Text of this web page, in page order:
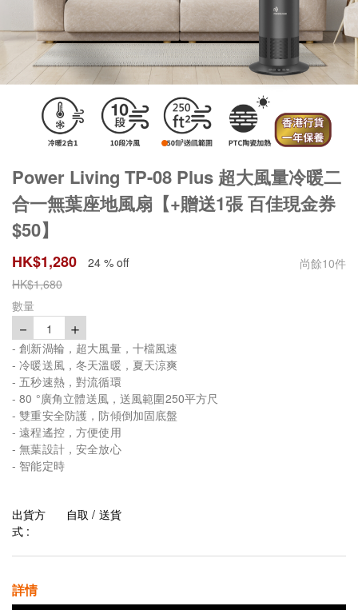
Power Living TP-08 Plus 超大風量冷暖二
合一無葉座地風扇【+贈送1張 百佳現金券
$50】
HK$1,280 24 % off 尚餘10件
HK$1,680
數量
－ 1 ＋
- 創新渦輪，超大風量，十檔風速
- 冷暖送風，冬天溫暖，夏天涼爽
- 五秒速熱，對流循環
- 80 °廣角立體送風，送風範圍250平方尺
- 雙重安全防護，防傾倒加固底盤
- 遠程遙控，方便使用
- 無葉設計，安全放心
- 智能定時
出貨方
式 :
自取 / 送貨
詳情